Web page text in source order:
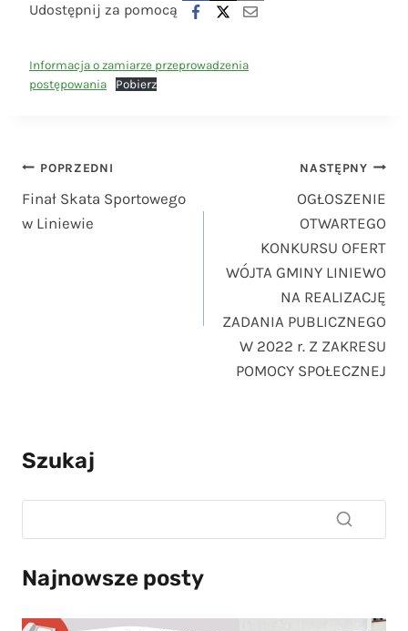
Udostępnij za pomocą
Informacja o zamiarze przeprowadzenia
postępowania
Pobierz
Nawigacja
wpisu
POPRZEDNI
Finał Skata Sportowego
w Liniewie
NASTĘPNY
OGŁOSZENIE
OTWARTEGO
KONKURSU OFERT
WÓJTA GMINY LINIEWO
NA REALIZACJĘ
ZADANIA PUBLICZNEGO
W 2022 r. Z ZAKRESU
POMOCY SPOŁECZNEJ
Szukaj
Najnowsze posty